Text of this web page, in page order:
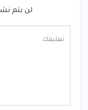
لن يتم